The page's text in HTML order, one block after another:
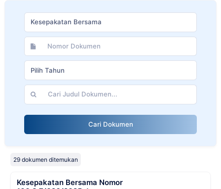
Kesepakatan Bersama
Pilih Tahun
Cari Dokumen
29 dokumen ditemukan
Kesepakatan Bersama Nomor